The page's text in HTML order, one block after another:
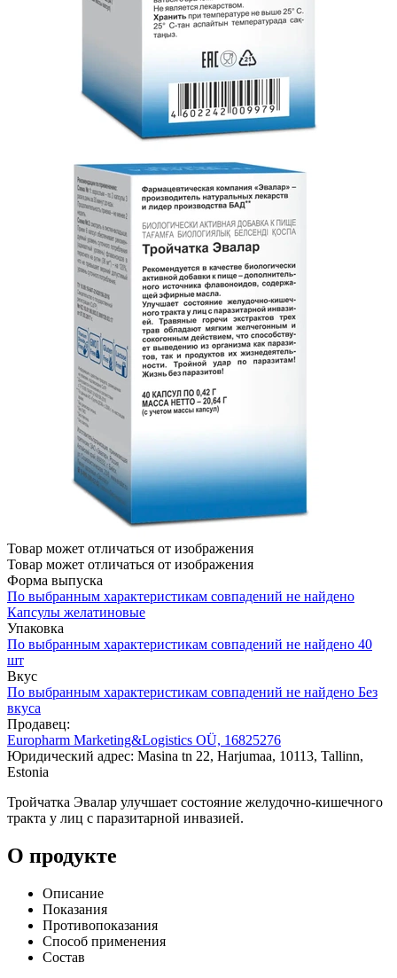
Товар может отличаться от изображения
Товар может отличаться от изображения
Форма выпуска
По выбранным характеристикам совпадений не найдено
Капсулы желатиновые
Упаковка
По выбранным характеристикам совпадений не найдено 40
шт
Вкус
По выбранным характеристикам совпадений не найдено Без
вкуса
Продавец:
Europharm Marketing&Logistics OÜ, 16825276
Юридический адрес: Masina tn 22, Harjumaa, 10113, Tallinn,
Estonia
Тройчатка Эвалар улучшает состояние желудочно-кишечного
тракта у лиц с паразитарной инвазией.
О продукте
Описание
Показания
Противопоказания
Способ применения
Состав